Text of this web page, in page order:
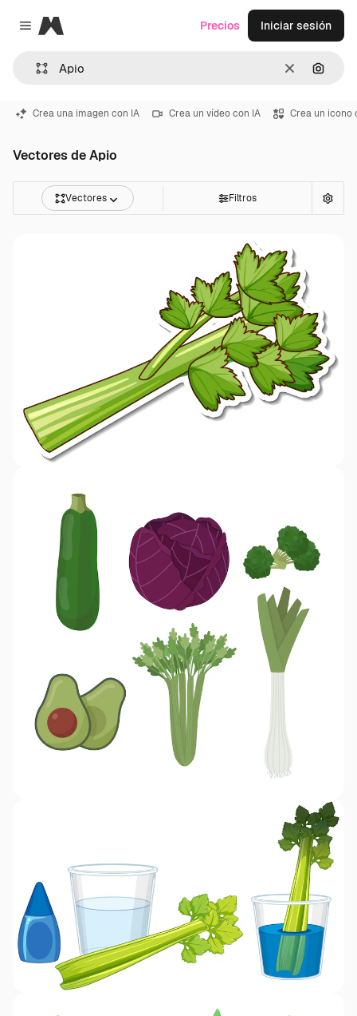
Close menu
Magnific
Borrar
Precios Iniciar sesión
Crea una imagen con IA Crea un vídeo con IA Crea un icono
Vectores de Apio
Vectores Filtros